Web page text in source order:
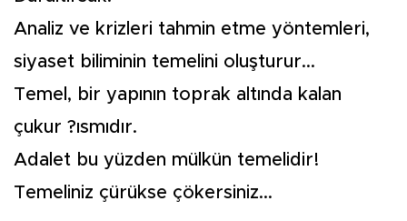
Analiz ve krizleri tahmin etme yöntemleri,
siyaset biliminin temelini oluşturur...
Temel, bir yapının toprak altında kalan
çukur ?ısmıdır.
Adalet bu yüzden mülkün temelidir!
Temeliniz çürükse çökersiniz...